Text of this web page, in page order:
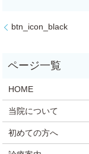
btn_icon_black
HOME
当院について
初めての方へ